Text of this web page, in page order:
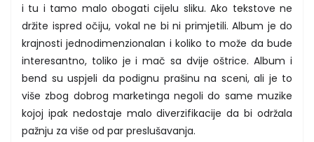
i tu i tamo malo obogati cijelu sliku. Ako tekstove ne
držite ispred očiju, vokal ne bi ni primjetili. Album je do
krajnosti jednodimenzionalan i koliko to može da bude
interesantno, toliko je i mač sa dvije oštrice. Album i
bend su uspjeli da podignu prašinu na sceni, ali je to
više zbog dobrog marketinga negoli do same muzike
kojoj ipak nedostaje malo diverzifikacije da bi održala
pažnju za više od par preslušavanja.